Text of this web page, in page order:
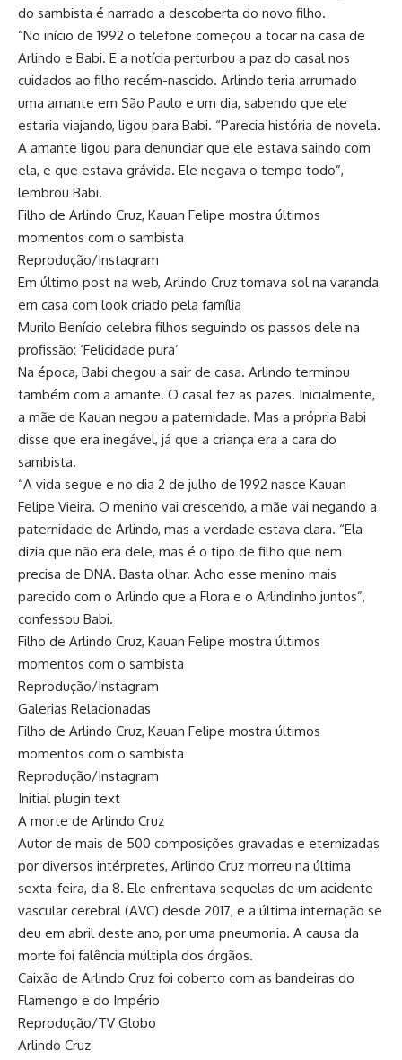
do sambista é narrado a descoberta do novo filho.
“No início de 1992 o telefone começou a tocar na casa de
Arlindo e Babi. E a notícia perturbou a paz do casal nos
cuidados ao filho recém-nascido. Arlindo teria arrumado
uma amante em São Paulo e um dia, sabendo que ele
estaria viajando, ligou para Babi. “Parecia história de novela.
A amante ligou para denunciar que ele estava saindo com
ela, e que estava grávida. Ele negava o tempo todo”,
lembrou Babi.
Filho de Arlindo Cruz, Kauan Felipe mostra últimos
momentos com o sambista
Reprodução/Instagram
Em último post na web, Arlindo Cruz tomava sol na varanda
em casa com look criado pela família
Murilo Benício celebra filhos seguindo os passos dele na
profissão: ‘Felicidade pura’
Na época, Babi chegou a sair de casa. Arlindo terminou
também com a amante. O casal fez as pazes. Inicialmente,
a mãe de Kauan negou a paternidade. Mas a própria Babi
disse que era inegável, já que a criança era a cara do
sambista.
“A vida segue e no dia 2 de julho de 1992 nasce Kauan
Felipe Vieira. O menino vai crescendo, a mãe vai negando a
paternidade de Arlindo, mas a verdade estava clara. “Ela
dizia que não era dele, mas é o tipo de filho que nem
precisa de DNA. Basta olhar. Acho esse menino mais
parecido com o Arlindo que a Flora e o Arlindinho juntos”,
confessou Babi.
Filho de Arlindo Cruz, Kauan Felipe mostra últimos
momentos com o sambista
Reprodução/Instagram
Galerias Relacionadas
Filho de Arlindo Cruz, Kauan Felipe mostra últimos
momentos com o sambista
Reprodução/Instagram
Initial plugin text
A morte de Arlindo Cruz
Autor de mais de 500 composições gravadas e eternizadas
por diversos intérpretes, Arlindo Cruz morreu na última
sexta-feira, dia 8. Ele enfrentava sequelas de um acidente
vascular cerebral (AVC) desde 2017, e a última internação se
deu em abril deste ano, por uma pneumonia. A causa da
morte foi falência múltipla dos órgãos.
Caixão de Arlindo Cruz foi coberto com as bandeiras do
Flamengo e do Império
Reprodução/TV Globo
Arlindo Cruz